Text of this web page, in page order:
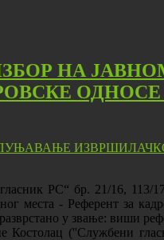
НА
ОДНОСЕ
РС“ бр. 21/16, 113/
места - Референт за
у звање: виши
Костолац (''Службени